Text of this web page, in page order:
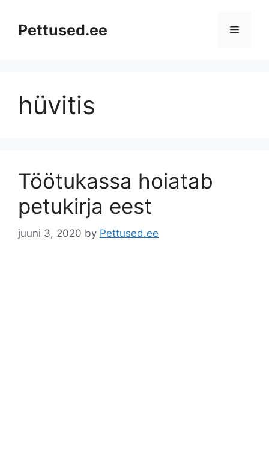
contentPettused.ee Menu
hüvitis
Töötukassa hoiatab
petukirja eest
juuni 3, 2020 by Pettused.ee